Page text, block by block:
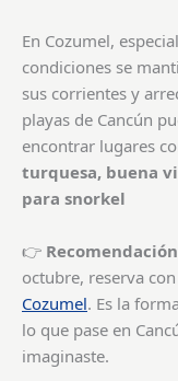
En Cozumel,
condiciones se
sus corrientes y
playas de Cancún
encontrar lugares
turquesa, buena
para snorkel
👉
octubre, reserva
Cozumel. Es la
lo que pase en
imaginaste.